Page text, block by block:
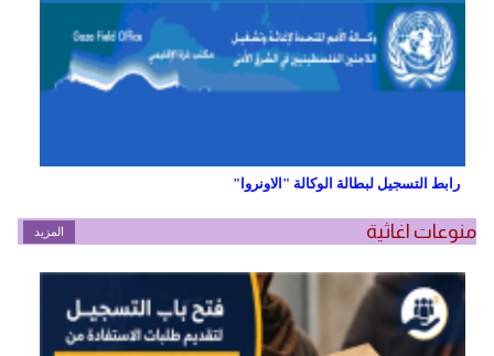
رابط التسجيل لبطالة الوكالة "الاونروا"
منوعات اغاثية المزيد